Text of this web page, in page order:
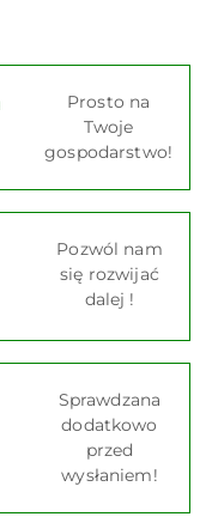
Prosto na
Twoje
gospodarstwo!
Pozwól nam
się rozwijać
dalej !
Sprawdzana
dodatkowo
przed
wysłaniem!